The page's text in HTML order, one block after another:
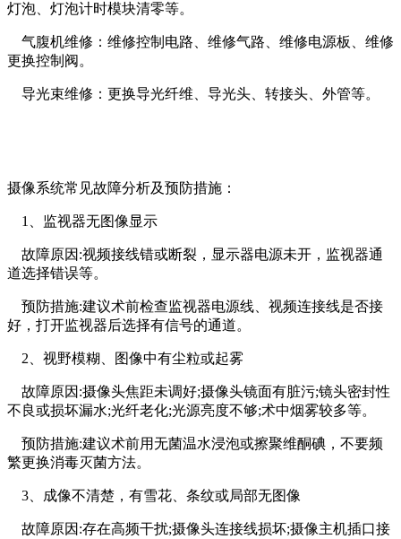
灯泡、灯泡计时模块清零等。
气腹机维修：维修控制电路、维修气路、维修电源板、维修
更换控制阀。
导光束维修：更换导光纤维、导光头、转接头、外管等。
摄像系统常见故障分析及预防措施：
1、监视器无图像显示
故障原因:视频接线错或断裂，显示器电源未开，监视器通
道选择错误等。
预防措施:建议术前检查监视器电源线、视频连接线是否接
好，打开监视器后选择有信号的通道。
2、视野模糊、图像中有尘粒或起雾
故障原因:摄像头焦距未调好;摄像头镜面有脏污;镜头密封性
不良或损坏漏水;光纤老化;光源亮度不够;术中烟雾较多等。
预防措施:建议术前用无菌温水浸泡或擦聚维酮碘，不要频
繁更换消毒灭菌方法。
3、成像不清楚，有雪花、条纹或局部无图像
故障原因:存在高频干扰;摄像头连接线损坏;摄像主机插口接